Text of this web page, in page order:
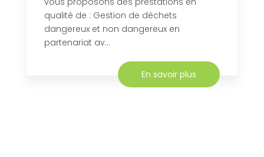
qualité de : Gestion de déchets
dangereux et non dangereux en
partenariat av...
En savoir plus